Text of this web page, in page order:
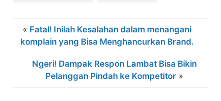
« Fatal! Inilah Kesalahan dalam menangani
komplain yang Bisa Menghancurkan Brand.
Ngeri! Dampak Respon Lambat Bisa Bikin
Pelanggan Pindah ke Kompetitor »